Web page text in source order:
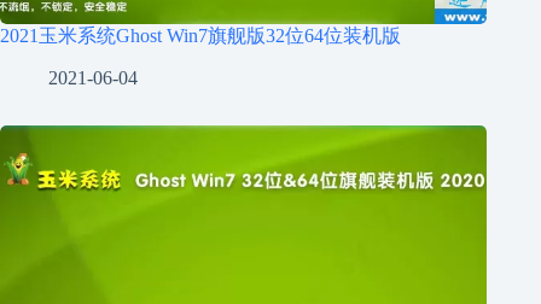
2021玉米系统Ghost Win7旗舰版32位64位装机版
2021-06-04